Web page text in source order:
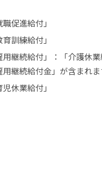
職促進給付」
育訓練給付」
用継続給付」：「介護休
継続給付金」が含まれま
児休業給付」